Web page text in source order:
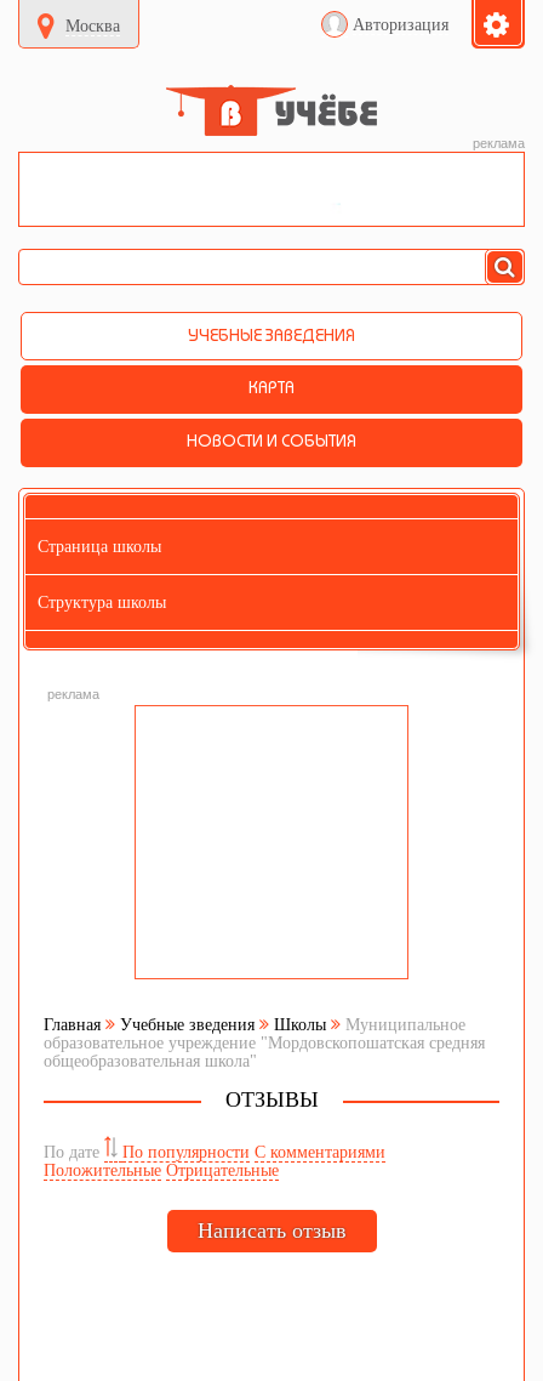
Москва Авторизация
реклама
УЧЕБНЫЕ ЗАВЕДЕНИЯ
КАРТА
НОВОСТИ И СОБЫТИЯ
Страница школы
Структура школы
реклама
Главная Учебные зведения Школы
Муниципальное
образовательное учреждение "Мордовскопошатская средняя
общеобразовательная школа"
ОТЗЫВЫ
По дате По популярности С комментариями
Положительные Отрицательные
Написать отзыв